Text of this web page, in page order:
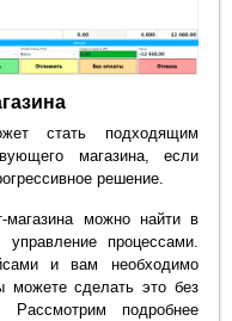
стать подходящим
магазина, если
решение.
магазина можно найти в
процессами.
и вам необходимо
можете сделать это без
подробнее